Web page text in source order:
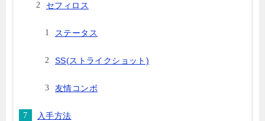
セフィロス
ステータス
SS(ストライクショット)
友情コンボ
入手方法